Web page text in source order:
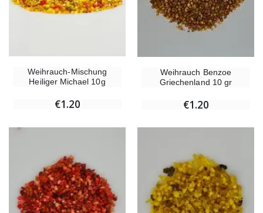
Weihrauch-Mischung
Heiliger Michael 10g
€1.20
Weihrauch Benzoe
Griechenland 10 gr
€1.20